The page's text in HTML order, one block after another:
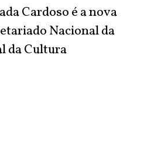
Cardoso é a nova
Nacional da
da Cultura